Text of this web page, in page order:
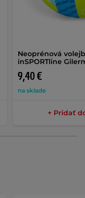
Neoprénová
inSPORTline
9,40 €
na sklade
+ Pridať